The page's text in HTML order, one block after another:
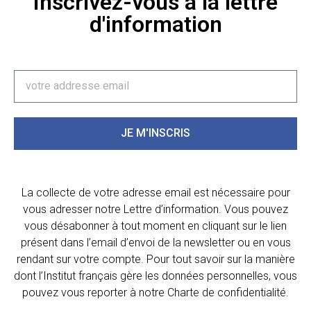
d'information
JE M'INSCRIS
La collecte de votre adresse email est nécessaire pour
vous adresser notre Lettre d’information. Vous pouvez
vous désabonner à tout moment en cliquant sur le lien
présent dans l’email d’envoi de la newsletter ou en vous
rendant sur votre compte. Pour tout savoir sur la manière
dont l’Institut français gère les données personnelles, vous
pouvez vous reporter à notre Charte de confidentialité.